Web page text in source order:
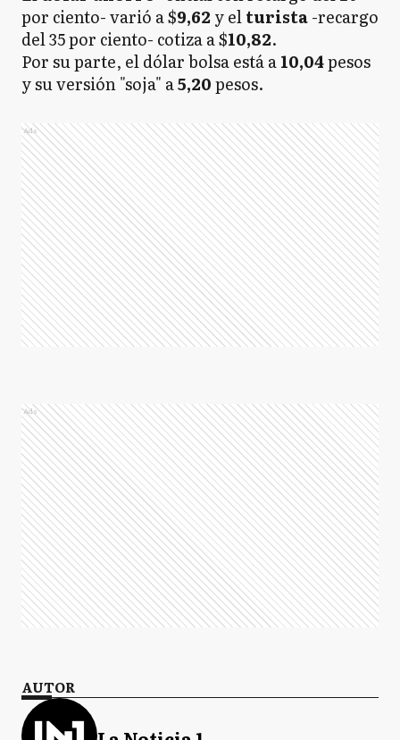
por ciento- varió a $9,62y elturista-recargo
del 35 por ciento- cotiza a $10,82.
Por su parte, el dólar bolsa está a10,04pesos
y su versión "soja" a5,20pesos.
Ads
Ads
AUTOR